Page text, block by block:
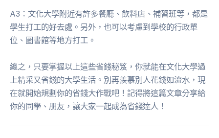
A3：文化大學附近有許多餐廳、飲料店、補習班等，都是
學生打工的好去處。另外，也可以考慮到學校的行政單
位、圖書館等地方打工。
總之，只要掌握以上這些省錢秘笈，你就能在文化大學過
上精采又省錢的大學生活。別再羨慕別人花錢如流水，現
在就開始規劃你的省錢大作戰吧！記得將這篇文章分享給
你的同學、朋友，讓大家一起成為省錢達人！